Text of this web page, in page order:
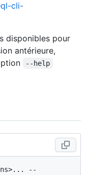
cli-
disponibles pour
antérieure,
--help
--